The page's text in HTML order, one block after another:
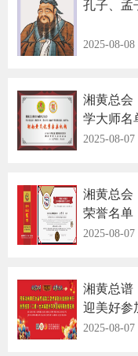
孔子、孟
2025-08-08
湘黄总会
学大师名
2025-08-07
湘黄总会
荣誉名单
2025-08-07
湘黄总谱
迎美好参
2025-08-07